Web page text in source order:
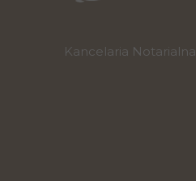
Kancelaria Notarialna